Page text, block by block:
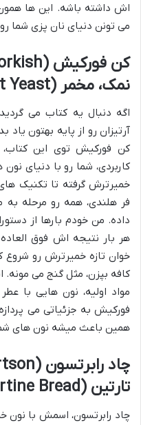
اش داشته باشه. این ها
می تونن دنیای نان پزی شما
نمک، مخمر (Flour Water Salt Yeast)
اگه دنبال یه کتاب می
آرتیزان رو از پایه بهتون یاد
کن فورکیش توی این کتاب،
کاربردی، شما رو با دنیای
خمیرترش گرفته تا تکنیک
فر هلندی، همه رو مرحله
داده. من خودم بارها از
هر بار نتیجه اش فوق
خوان تازه خمیرترش رو شروع
کافه بپزن، مثل گنج می مونه.
مواد اولیه، نون هایی با
فورکیش به جزئیاتی می
همین باعث میشه نون های شما
تارتین (Tartine Bread)
چاد رابرتسون، اسمش با نون